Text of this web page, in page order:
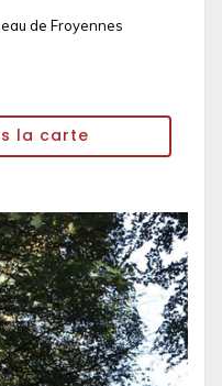
de Froyennes
la carte